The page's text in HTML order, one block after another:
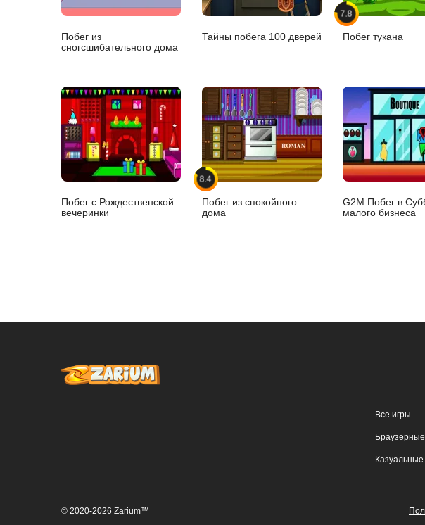
Побег из
сногсшибательного дома
Тайны побега 100 дверей
7.8
Побег тукана
Побег с Рождественской
вечеринки
8.4
Побег из спокойного
дома
G2M Побег в
малого бизнеса
Все игры
© 2020-2026 Zarium™